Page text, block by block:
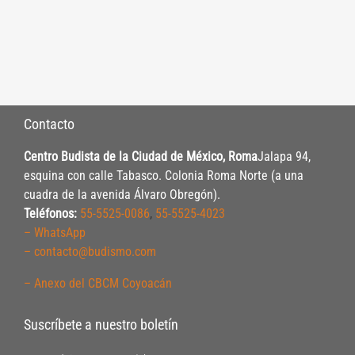
Contacto
Centro Budista de la Ciudad de México, RomaJalapa 94,
esquina con calle Tabasco. Colonia Roma Norte (a una
cuadra de la avenida Álvaro Obregón).
Teléfonos: 55-5525-0086, 55-5525-4023
– WhatsApp
– contacto@budismo.com
– Anexo del CBCM Coyoacán
Suscríbete a nuestro boletín